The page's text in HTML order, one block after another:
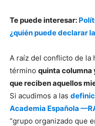
Te puede interesar:
¿quién puede declarar
A raíz del conflicto de la
término quinta columna
que reciben aquellos
Si acudimos a las
Academia Española
“grupo organizado que